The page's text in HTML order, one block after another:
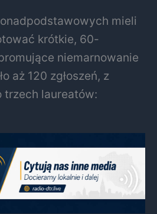
mieli
krótkie, 60-
niemarnowanie
aż 120 zgłoszeń, z
trzech laureatów: